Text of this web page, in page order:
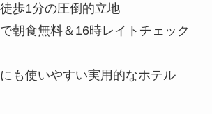
歩1分の圧倒的立地
朝食無料＆16時レイトチェック
も使いやすい実用的なホテル